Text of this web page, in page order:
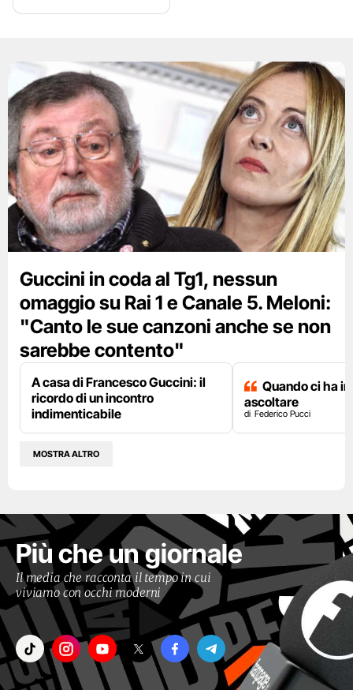
Guccini in coda al Tg1, nessun
omaggio su Rai 1 e Canale 5. Meloni:
"Canto le sue canzoni anche se non
sarebbe contento"
A casa di Francesco Guccini: il
ricordo di un incontro
indimenticabile
Quando ci ha
ascoltare
Federico Pucci
MOSTRA ALTRO
Più che un giornale
Il media che racconta il tempo in cui
viviamo con occhi moderni